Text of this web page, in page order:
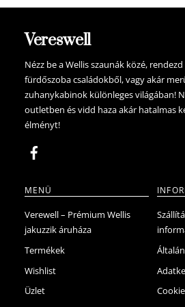
változatok
a
termékoldalon
választhatók
Vereswell
Nézz be a Wellis szaunák közé,
fürdőszoba családokből, vagy akár
zuhanykabinok különleges világában!
outletben és vidd haza akár hatalmas
élményt!
MENÜ
Verewell – Prémium Wellis
jakuzzik áruháza
Termékek
Wishlist
Üzlet